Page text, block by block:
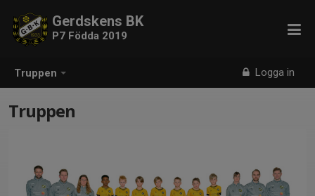
Truppen Logga in
Gerdskens BK
P7 Födda 2019
Truppen